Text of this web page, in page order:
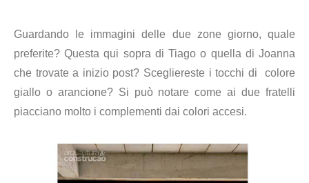
Guardando le immagini delle due zone giorno, quale
preferite? Questa qui sopra di Tiago o quella di Joanna
che trovate a inizio post? Scegliereste i tocchi di colore
giallo o arancione? Si può notare come ai due fratelli
piacciano molto i complementi dai colori accesi.